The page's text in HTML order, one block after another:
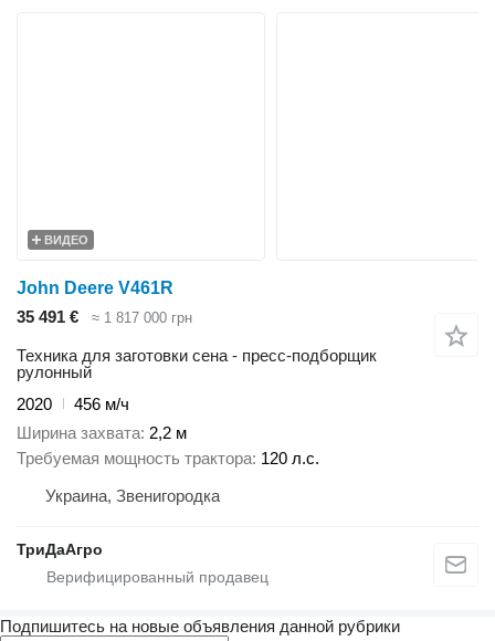
ВИДЕО
John Deere V461R
35 491 €
≈ 1 817 000 грн
Техника для заготовки сена - пресс-подборщик
рулонный
2020
456 м/ч
Ширина захвата 2,2 м
Требуемая мощность трактора 120 л.с.
Украина, Звенигородка
ТриДаАгро
Подпишитесь на новые объявления данной рубрики